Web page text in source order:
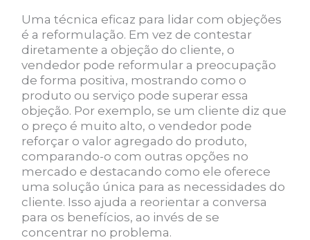
Uma técnica eficaz para lidar com objeções
é a reformulação. Em vez de contestar
diretamente a objeção do cliente, o
vendedor pode reformular a preocupação
de forma positiva, mostrando como o
produto ou serviço pode superar essa
objeção. Por exemplo, se um cliente diz que
o preço é muito alto, o vendedor pode
reforçar o valor agregado do produto,
comparando-o com outras opções no
mercado e destacando como ele oferece
uma solução única para as necessidades do
cliente. Isso ajuda a reorientar a conversa
para os benefícios, ao invés de se
concentrar no problema.